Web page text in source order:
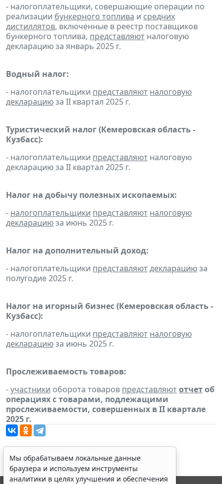
- налогоплательщики, совершающие операции по
реализации бункерного топлива и средних
дистиллятов, включенные в реестр поставщиков
бункерного топлива, представляют налоговую
декларацию за январь 2025 г.
Водный налог:
- налогоплательщики представляют налоговую
декларациюза II квартал 2025 г.
Туристический налог (Кемеровская область -
Кузбасс):
- налогоплательщики представляют налоговую
декларацию за II квартал 2025 г.
Налог на добычу полезных ископаемых:
- налогоплательщики представляют налоговую
декларациюза июнь 2025 г.
Налог на дополнительный доход:
- налогоплательщики представляютдекларациюза
полугодие 2025 г.
Налог на игорный бизнес (Кемеровская область -
Кузбасс):
- налогоплательщики представляют налоговую
декларациюза июнь 2025 г.
Прослеживаемость товаров:
-участники оборота товаров представляютотчетоб
операциях с товарами, подлежащими
прослеживаемости, совершенных в II квартале
2025 г.
Мы обрабатываем локальные данные
браузера и используем инструменты
аналитики в целях улучшения и обеспечения